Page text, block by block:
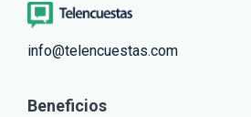
info@telencuestas.com
Beneficios